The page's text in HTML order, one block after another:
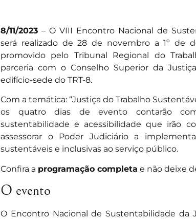
8/11/2023– O VIII Encontro Nacional de
será realizado de 28 de novembro a 1º de
promovido pelo Tribunal Regional do
parceria com o Conselho Superior da
edifício-sede do TRT-8.
Com a temática: “Justiça do Trabalho
os quatro dias de evento contarão
sustentabilidade e acessibilidade que irão
assessorar o Poder Judiciário a
sustentáveis e inclusivas ao serviço público.
Confira a programação completa e não deixe
O evento
O Encontro Nacional de Sustentabilidade da